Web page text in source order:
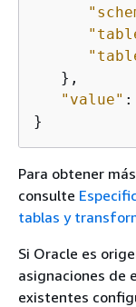
   },
"value" :
}
Para obtener
consulte
tablas y
Si Oracle es
asignaciones de
existentes